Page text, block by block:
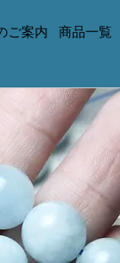
ご案内 商品一覧